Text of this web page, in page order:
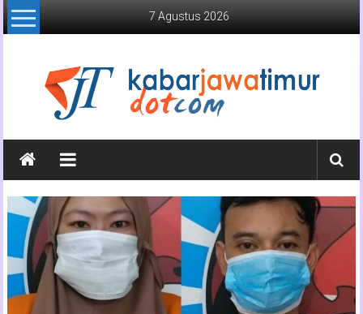
Lompat
ke
7 Agustus 2026
Kabar
Jawa
Timur
Media
Online
Jawa
Timur